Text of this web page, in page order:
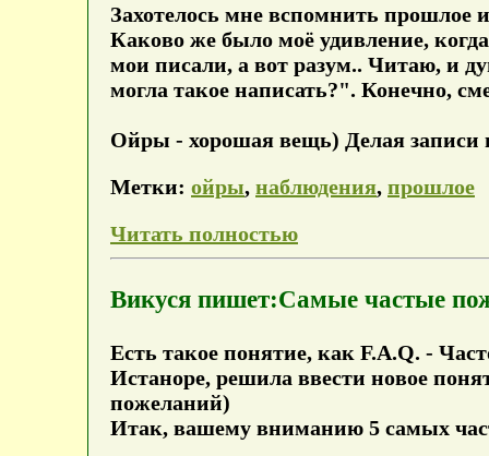
Захотелось мне вспомнить прошлое
Каково же было моё удивление,
мои писали, а вот разум.. Читаю, и
могла такое написать?". Конечно,
Ойры - хорошая вещь) Делая записи
Метки: ойры, наблюдения, прошлое
Читать полностью
Викуся пишет:Самые частые
Есть такое понятие, как F.A.Q. -
Истаноре, решила ввести новое
пожеланий)
Итак, вашему вниманию 5 самых